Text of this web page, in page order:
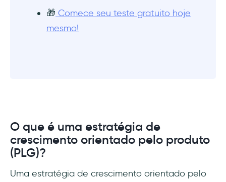
🎁 Comece seu teste gratuito hoje
mesmo!
O que é uma estratégia de
crescimento orientado pelo produto
(PLG)?
Uma estratégia de crescimento orientado pelo